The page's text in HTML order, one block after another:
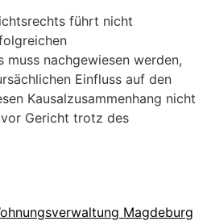
führt nicht
muss nachgewiesen werden,
Einfluss auf den
Kausalzusammenhang nicht
Gericht trotz des
Magdeburg